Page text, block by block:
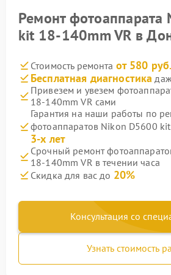
Ремонт фотоаппарата
kit 18-140mm VR в
Стоимость ремонта от 580 руб.
Бесплатная диагностика
Привезем и увезем
18-140mm VR сами
Гарантия на наши работы по
фотоаппаратов Nikon D5600
3-х лет
Срочный ремонт
18-140mm VR в течении часа
Скидка для вас до 20%
Консультация со
Узнать стоимость